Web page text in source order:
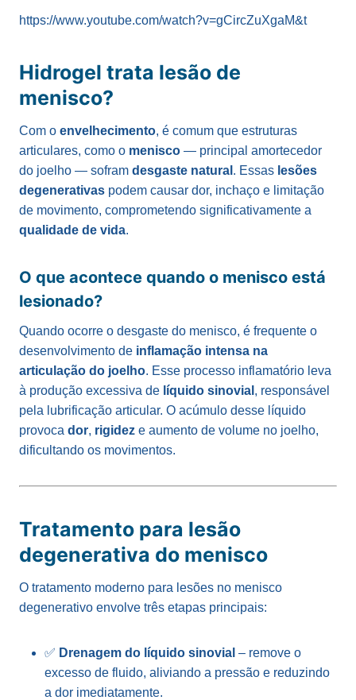
https://www.youtube.com/watch?v=gCircZuXgaM&t
Hidrogel trata lesão de
menisco?
Com o envelhecimento, é comum que estruturas
articulares, como o menisco — principal amortecedor
do joelho — sofram desgaste natural . Essas lesões
degenerativas podem causar dor, inchaço e limitação
de movimento, comprometendo significativamente a
qualidade de vida.
O que acontece quando o menisco está
lesionado?
Quando ocorre o desgaste do menisco, é frequente o
desenvolvimento de inflamação intensa na
articulação do joelho. Esse processo inflamatório leva
à produção excessiva de líquido sinovial , responsável
pela lubrificação articular. O acúmulo desse líquido
provoca dor, rigidez e aumento de volume no joelho,
dificultando os movimentos.
Tratamento para lesão
degenerativa do menisco
O tratamento moderno para lesões no menisco
degenerativo envolve três etapas principais:
✅ Drenagem do líquido sinovial – remove o
excesso de fluido, aliviando a pressão e reduzindo
a dor imediatamente.